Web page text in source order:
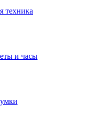
техника
и часы